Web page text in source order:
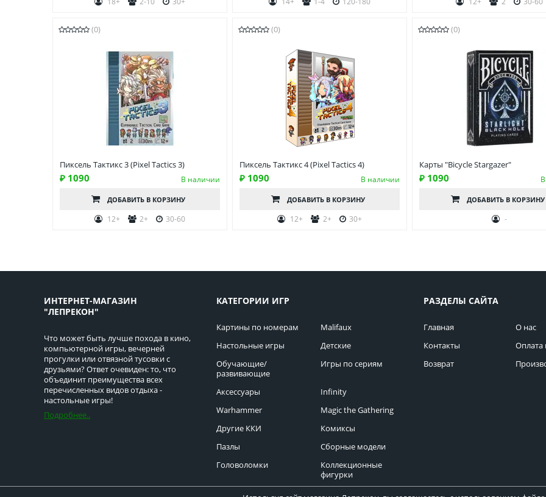
(0)
Пиксель Тактикс 3 (Pixel Tactics 3)
₽ 1090 В наличии
ДОБАВИТЬ В КОРЗИНУ
12+ 2+ 30-60
(0)
Пиксель Тактикс 4 (Pixel Tactics 4)
₽ 1090 В наличии
ДОБАВИТЬ В КОРЗИНУ
12+ 2+ 30+
(0)
Карты "Bicycle Stargazer"
₽ 1090
ДОБАВИТЬ В КОРЗИНУ
-
ИНТЕРНЕТ-МАГАЗИН
"ЛЕПРЕКОН"
Что может быть лучше похода в кино,
компьютерной игры, вечерней
прогулки или отвязной тусовки с
друзьями? Ответ очевиден: то, что
объединит преимущества всех
перечисленных видов отдыха -
настольные игры!
Подробнее..
КАТЕГОРИИ ИГР
Картины по номерам
Malifaux
Настольные игры
Детские
Обучающие/
развивающие
Игры по сериям
Аксессуары
Infinity
Warhammer
Magic the Gathering
Другие ККИ
Комиксы
Пазлы
Сборные модели
Головоломки
Коллекционные
фигурки
РАЗДЕЛЫ САЙТА
Главная
О нас
Контакты
Оплата
Возврат